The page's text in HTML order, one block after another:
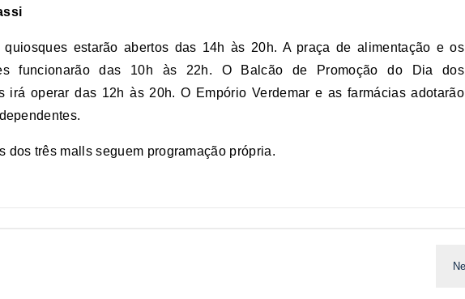
estarão abertos das 14h às 20h. A praça de alimentação e os
funcionarão das 10h às 22h. O Balcão de Promoção do Dia dos
irá operar das 12h às 20h. O Empório Verdemar e as farmácias adotarão
dos três malls seguem programação própria.